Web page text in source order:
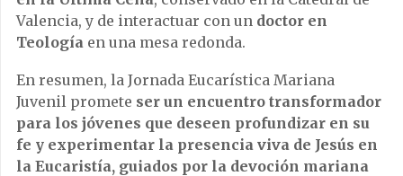
Valencia, y de interactuar con un doctor en
Teología en una mesa redonda.
En resumen, la Jornada Eucarística Mariana
Juvenil promete ser un encuentro transformador
para los jóvenes que deseen profundizar en su
fe y experimentar la presencia viva de Jesús en
la Eucaristía, guiados por la devoción mariana